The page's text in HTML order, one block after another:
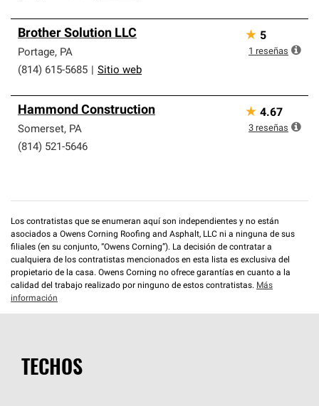
Brother Solution LLC
Portage, PA
(814) 615-5685
Sitio web
★ 5
1 reseñas
Hammond Construction
Somerset, PA
(814) 521-5646
★ 4.67
3 reseñas
Los contratistas que se enumeran aquí son independientes y no están
asociados a Owens Corning Roofing and Asphalt, LLC ni a ninguna de sus
filiales (en su conjunto, “Owens Corning”). La decisión de contratar a
cualquiera de los contratistas mencionados en esta lista es exclusiva del
propietario de la casa. Owens Corning no ofrece garantías en cuanto a la
calidad del trabajo realizado por ninguno de estos contratistas. Más
información
TECHOS